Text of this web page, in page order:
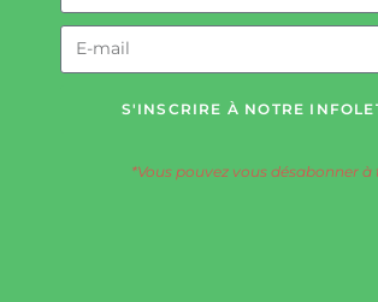
S'INSCRIRE À NOTRE
*Vous pouvez vous désabonner